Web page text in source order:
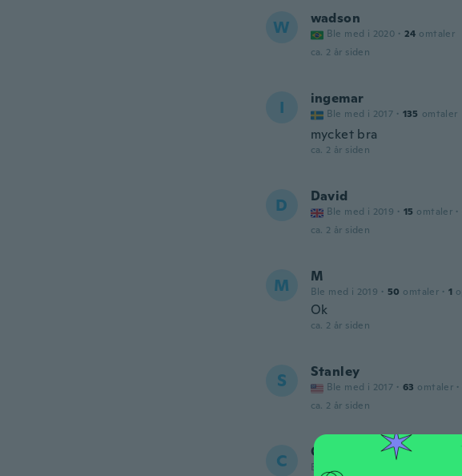
W wadson
Ble med i 2020 · 24 omtaler
ca. 2 år siden
I ingemar
Ble med i 2017 · 135 omtaler
mycket bra
ca. 2 år siden
D David
Ble med i 2019 · 15 omtaler ·
ca. 2 år siden
M M
Ble med i 2019 · 50 omtaler · 1
Ok
ca. 2 år siden
S Stanley
Ble med i 2017 · 63 omtaler ·
ca. 2 år siden
C Chris
Ble med i 2016